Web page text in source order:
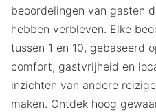
beoordelingen van gasten
hebben verbleven. Elke
tussen 1 en 10, gebaseerd
comfort, gastvrijheid en
inzichten van andere
maken. Ontdek hoog